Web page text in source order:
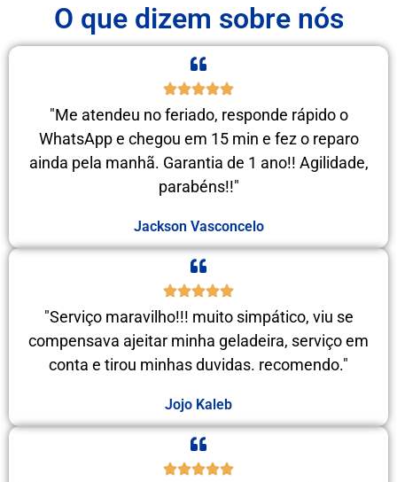
O que dizem sobre nós
"Me atendeu no feriado, responde rápido o
WhatsApp e chegou em 15 min e fez o reparo
ainda pela manhã. Garantia de 1 ano!! Agilidade,
parabéns!!"
Jackson Vasconcelo
"Serviço maravilho!!! muito simpático, viu se
compensava ajeitar minha geladeira, serviço em
conta e tirou minhas duvidas. recomendo."
Jojo Kaleb